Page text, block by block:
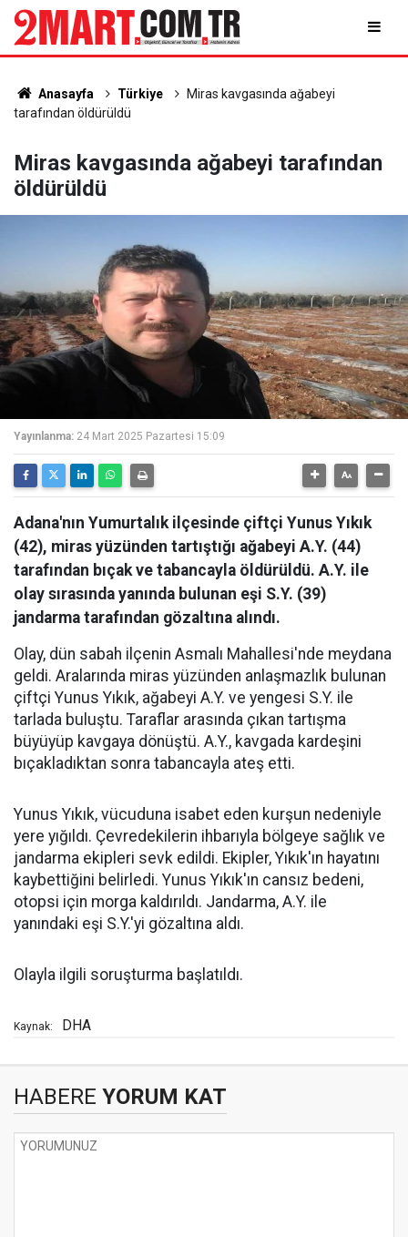
Anasayfa Türkiye
Miras kavgasında ağabeyi
tarafından öldürüldü
Miras kavgasında ağabeyi tarafından
öldürüldü
Yayınlanma: 24 Mart 2025 Pazartesi 15:09
Adana'nın Yumurtalık ilçesinde çiftçi Yunus Yıkık
(42), miras yüzünden tartıştığı ağabeyi A.Y. (44)
tarafından bıçak ve tabancayla öldürüldü. A.Y. ile
olay sırasında yanında bulunan eşi S.Y. (39)
jandarma tarafından gözaltına alındı.
Olay, dün sabah ilçenin Asmalı Mahallesi'nde meydana
geldi. Aralarında miras yüzünden anlaşmazlık bulunan
çiftçi Yunus Yıkık, ağabeyi A.Y. ve yengesi S.Y. ile
tarlada buluştu. Taraflar arasında çıkan tartışma
büyüyüp kavgaya dönüştü. A.Y., kavgada kardeşini
bıçakladıktan sonra tabancayla ateş etti.
Yunus Yıkık, vücuduna isabet eden kurşun nedeniyle
yere yığıldı. Çevredekilerin ihbarıyla bölgeye sağlık ve
jandarma ekipleri sevk edildi. Ekipler, Yıkık'ın hayatını
kaybettiğini belirledi. Yunus Yıkık'ın cansız bedeni,
otopsi için morga kaldırıldı. Jandarma, A.Y. ile
yanındaki eşi S.Y.'yi gözaltına aldı.
Olayla ilgili soruşturma başlatıldı.
Kaynak: DHA
HABERE YORUM KAT